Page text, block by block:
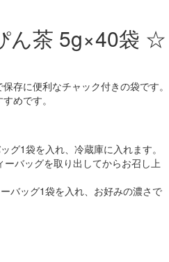
ん茶 5g×40袋 ☆
存に便利なチャック付きの袋です。
めです。
グ1袋を入れ、冷蔵庫に入れます。
バッグを取り出してからお召し上
バッグ1袋を入れ、お好みの濃さで